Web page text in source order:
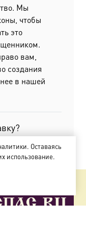
Мы
чтобы
это
вам,
создания
в нашей
Оставаясь
использование.